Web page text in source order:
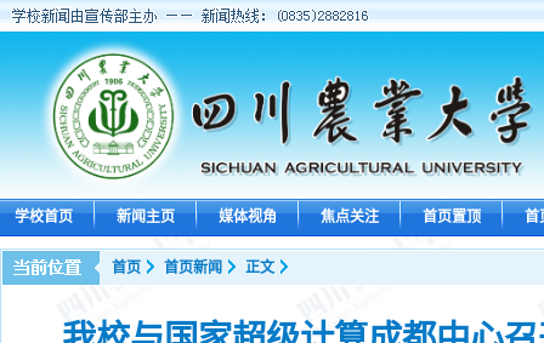
学校首页 新闻主页 媒体视角 焦点关注 首页置顶 首
首页 首页新闻 正文